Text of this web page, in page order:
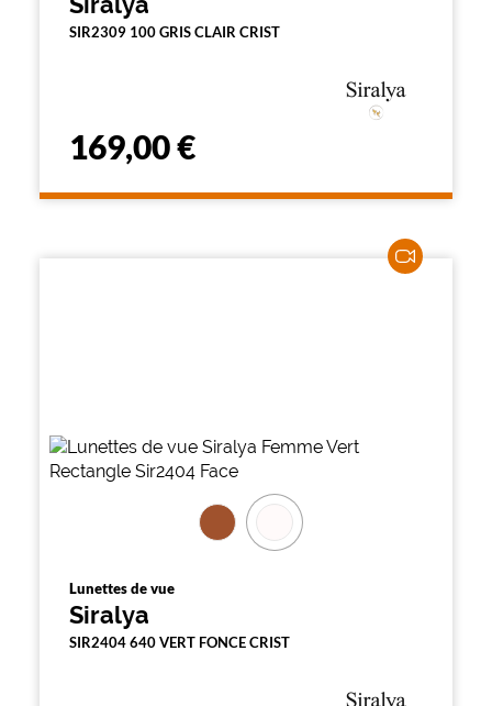
SIR2309 100 GRIS CLAIR CRIST
169,00 €
Lunettes de vue
Siralya
SIR2404 640 VERT FONCE CRIST